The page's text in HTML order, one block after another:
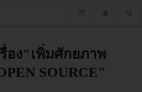
อง"เพิ่มศักยภาพ
SOURCE"